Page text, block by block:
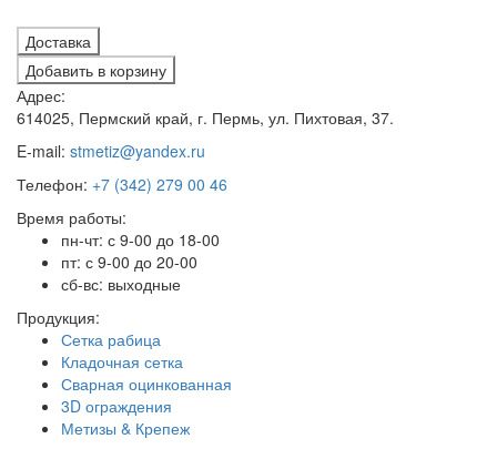
Доставка
Добавить в корзину
Адрес:
614025, Пермский край, г. Пермь, ул. Пихтовая, 37.
E-mail: stmetiz@yandex.ru
Телефон: +7 (342) 279 00 46
Время работы:
пн-чт: с 9-00 до 18-00
пт: с 9-00 до 20-00
сб-вс: выходные
Продукция:
Сетка рабица
Кладочная сетка
Сварная оцинкованная
3D ограждения
Метизы & Крепеж